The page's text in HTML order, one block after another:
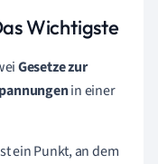
Wichtigste
Gesetze zur
in einer
ein Punkt, an dem